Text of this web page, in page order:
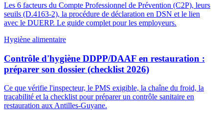
Les 6 facteurs du Compte Professionnel de Prévention (C2P), leurs
seuils (D.4163-2), la procédure de déclaration en DSN et le lien
avec le DUERP. Le guide complet pour les employeurs.
Hygiène alimentaire
Contrôle d'hygiène DDPP/DAAF en restauration :
préparer son dossier (checklist 2026)
Ce que vérifie l'inspecteur, le PMS exigible, la chaîne du froid, la
traçabilité et la checklist pour préparer un contrôle sanitaire en
restauration aux Antilles-Guyane.